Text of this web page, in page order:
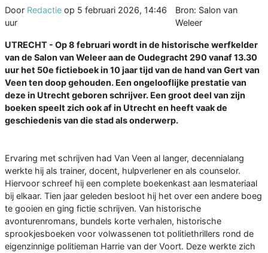
Door Redactie op 5 februari 2026, 14:46
uur
Bron: Salon van
Weleer
UTRECHT - Op 8 februari wordt in de historische werfkelder
van de Salon van Weleer aan de Oudegracht 290 vanaf 13.30
uur het 50e fictieboek in 10 jaar tijd van de hand van Gert van
Veen ten doop gehouden. Een ongelooflijke prestatie van
deze in Utrecht geboren schrijver. Een groot deel van zijn
boeken speelt zich ook af in Utrecht en heeft vaak de
geschiedenis van die stad als onderwerp.
Ervaring met schrijven had Van Veen al langer, decennialang
werkte hij als trainer, docent, hulpverlener en als counselor.
Hiervoor schreef hij een complete boekenkast aan lesmateriaal
bij elkaar. Tien jaar geleden besloot hij het over een andere boeg
te gooien en ging fictie schrijven. Van historische
avonturenromans, bundels korte verhalen, historische
sprookjesboeken voor volwassenen tot politiethrillers rond de
eigenzinnige politieman Harrie van der Voort. Deze werkte zich